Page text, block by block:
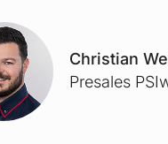
Christian
Presales